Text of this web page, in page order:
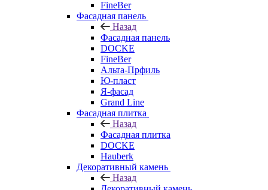
FineBer
Фасадная панель
Назад
Фасадная панель
DOCKE
FineBer
Альта-Прфиль
Ю-пласт
Я-фасад
Grand Line
Фасадная плитка
Назад
Фасадная плитка
DOCKE
Hauberk
Декоративный камень
Назад